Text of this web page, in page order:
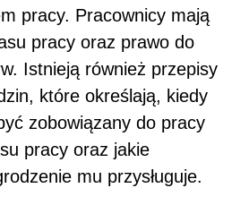
pracy. Pracownicy mają
pracy oraz prawo do
Istnieją również przepisy
które określają, kiedy
zobowiązany do pracy
pracy oraz jakie
mu przysługuje.